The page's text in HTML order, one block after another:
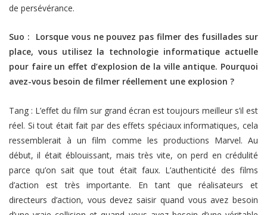
de persévérance.
Suo : Lorsque vous ne pouvez pas filmer des fusillades sur
place, vous utilisez la technologie informatique actuelle
pour faire un effet d’explosion de la ville antique. Pourquoi
avez-vous besoin de filmer réellement une explosion ?
Tang : L’effet du film sur grand écran est toujours meilleur s’il est
réel. Si tout était fait par des effets spéciaux informatiques, cela
ressemblerait à un film comme les productions Marvel. Au
début, il était éblouissant, mais très vite, on perd en crédulité
parce qu’on sait que tout était faux. L’authenticité des films
d’action est très importante. En tant que réalisateurs et
directeurs d’action, vous devez saisir quand vous avez besoin